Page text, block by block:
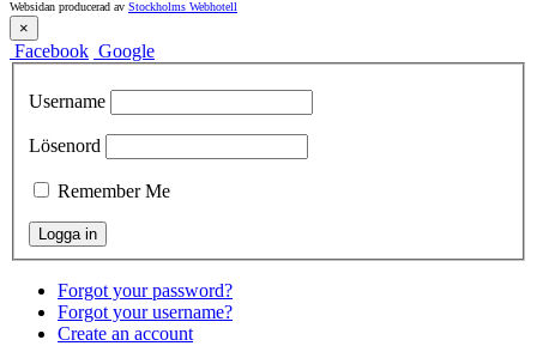
Websidan producerad av Stockholms Webhotell
×
Facebook Google
Username
Lösenord
Remember Me
Forgot your password?
Forgot your username?
Create an account